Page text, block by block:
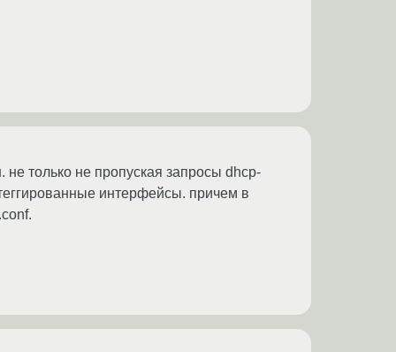
только не пропуская запросы dhcp-
интерфейсы. причем в